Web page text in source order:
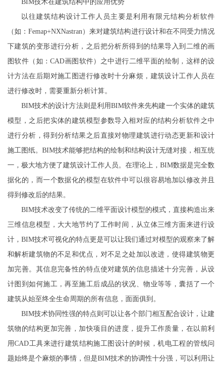
BIM技术在建筑结构中的应用优势
以往建筑结构设计工作人员主要是利用有限元结构分析软件
（如：Femap+NXNastran）来对建筑结构进行设计和在不同受力情况
下建筑的变形进行分析，之后把分析所得到的结果导入到二维的画
图软件（如：CAD画图软件）之中进行二维平面的绘制，这样的设
计方法在后期对施工图进行修改时十分麻烦，建筑设计工作人员在
进行修改时，需要重新分析计算。
BIM技术的设计方法则是利用BIM软件来先构建一个实体的建筑
模型，之后把实体的建筑模型参数导入相对应的结构分析软件之中
进行分析，得到分析结果之后直接对物理建筑进行动态更新和设计
施工图纸。BIM技术能够把结构的绘制和结构设计无缝对接，相互统
一，极大地方便了建筑设计工作人员。在理论上，BIM数据是完全数
据化的，而一个数据化的模型在软件中可以很容易地加以修改并且
得到修改后的结果。
BIM技术改变了传统的二维平面设计模型的模式，直接构造出来
三维信息模型，大大地节约了工作时间，从立体三维方面来进行设
计，BIM技术可视化的特点更是可以让我们通过对模型的观察来了解
和解析建筑物的不足和优点，对不足之处加以改进，使得建筑物更
加完善。其信息完备性的特点使对建筑的信息描述十分完善，从设
计图到如何施工，再至施工后成品的状况、物业等等，囊括了一个
建筑从始至终全生命周期的所有信息，面面俱到。
BIM技术协同性强的特点则可以让各个部门相互配合设计，让建
筑物的结构更加完善，加快项目的进度，提升工作质量，在以前利
用CAD工具来进行建筑结构施工图设计的时候，机电工程的管线问
题始终是个麻烦的事情，但是BIM技术的协调性十分强，可以利用让